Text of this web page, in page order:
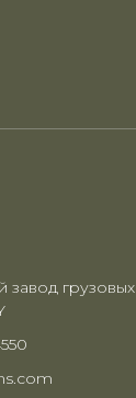
завод грузовых